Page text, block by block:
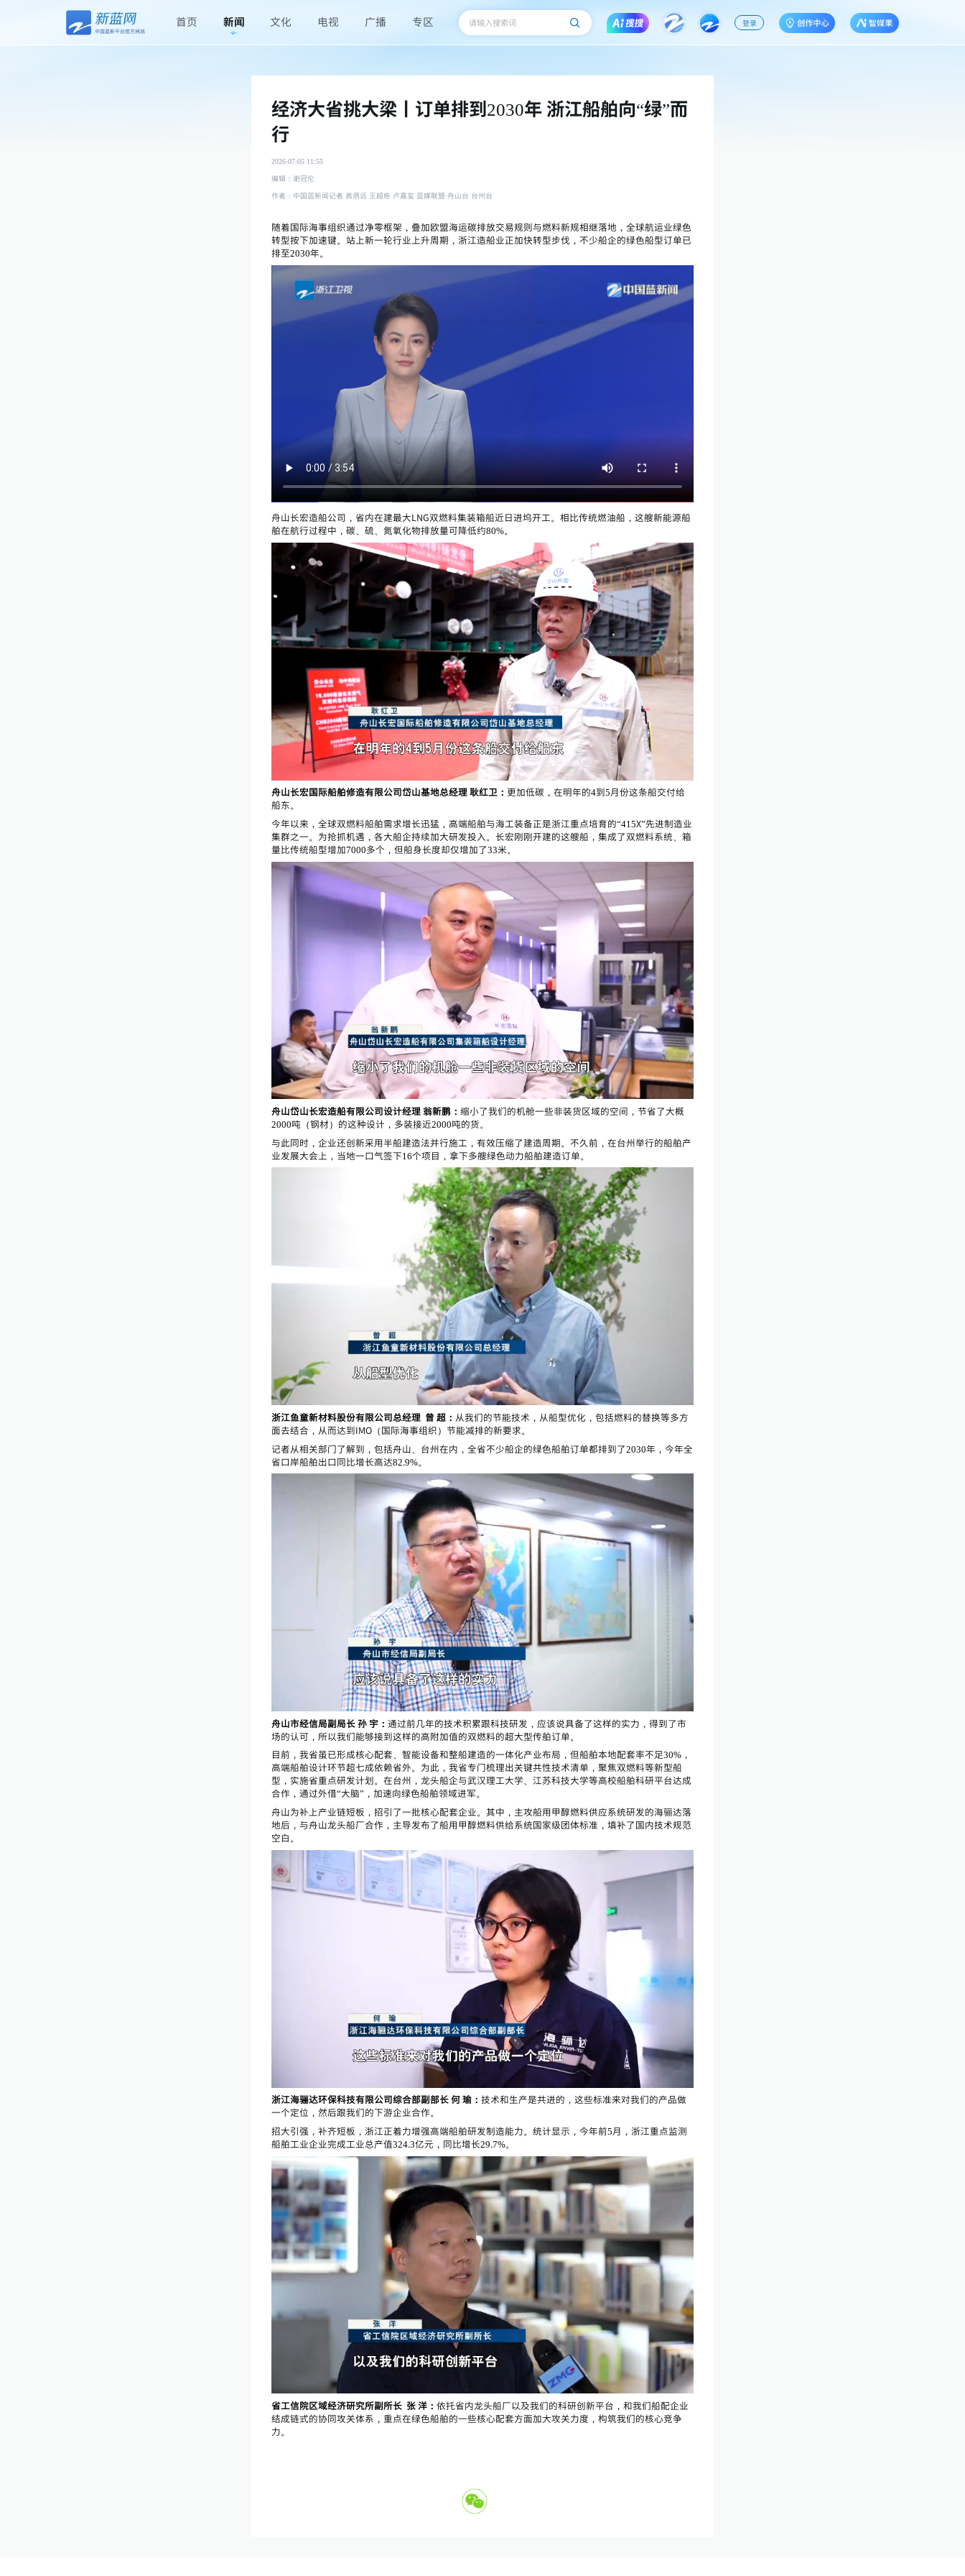
首页 新闻 文化 电视 广播 专区 登录
经济大省挑大梁丨订单排到2030年 浙江船舶向“绿”而
行
2026-07-05 11:55
编辑：谢冠伦
作者：中国蓝新闻记者 高炳远 王超栋 卢嘉玺 蓝媒联盟·舟山台 台州台
随着国际海事组织通过净零框架，叠加欧盟海运碳排放交易规则与燃料新规相继落地，全球航运业绿色
转型按下加速键。站上新一轮行业上升周期，浙江造船业正加快转型步伐，不少船企的绿色船型订单已
排至2030年。
舟山长宏造船公司，省内在建最大LNG双燃料集装箱船近日进坞开工。相比传统燃油船，这艘新能源船
舶在航行过程中，碳、硫、氮氧化物排放量可降低约80%。
舟山长宏国际船舶修造有限公司岱山基地总经理 耿红卫： 更加低碳，在明年的4到5月份这条船交付给
船东。
今年以来，全球双燃料船舶需求增长迅猛，高端船舶与海工装备正是浙江重点培育的“415X”先进制造业
集群之一。为抢抓机遇，各大船企持续加大研发投入。长宏刚刚开建的这艘船，集成了双燃料系统、箱
量比传统船型增加7000多个，但船身长度却仅增加了33米。
舟山岱山长宏造船有限公司设计经理 翁新鹏： 缩小了我们的机舱一些非装货区域的空间，节省了大概
2000吨（钢材）的这种设计，多装接近2000吨的货。
与此同时，企业还创新采用半船建造法并行施工，有效压缩了建造周期。不久前，在台州举行的船舶产
业发展大会上，当地一口气签下16个项目，拿下多艘绿色动力船舶建造订单。
浙江鱼童新材料股份有限公司总经理  曾 超： 从我们的节能技术，从船型优化，包括燃料的替换等多方
面去结合，从而达到IMO（国际海事组织）节能减排的新要求。
记者从相关部门了解到，包括舟山、台州在内，全省不少船企的绿色船舶订单都排到了2030年，今年全
省口岸船舶出口同比增长高达82.9%。
舟山市经信局副局长 孙 宇： 通过前几年的技术积累跟科技研发，应该说具备了这样的实力，得到了市
场的认可，所以我们能够接到这样的高附加值的双燃料的超大型传舶订单。
目前，我省虽已形成核心配套、智能设备和整船建造的一体化产业布局，但船舶本地配套率不足30%，
高端船舶设计环节超七成依赖省外。为此，我省专门梳理出关键共性技术清单，聚焦双燃料等新型船
型，实施省重点研发计划。在台州，龙头船企与武汉理工大学、江苏科技大学等高校船舶科研平台达成
合作，通过外借“大脑”，加速向绿色船舶领域进军。
舟山为补上产业链短板，招引了一批核心配套企业。其中，主攻船用甲醇燃料供应系统研发的海骊达落
地后，与舟山龙头船厂合作，主导发布了船用甲醇燃料供给系统国家级团体标准，填补了国内技术规范
空白。
浙江海骊达环保科技有限公司综合部副部长 何 瑜： 技术和生产是共进的，这些标准来对我们的产品做
一个定位，然后跟我们的下游企业合作。
招大引强，补齐短板，浙江正着力增强高端船舶研发制造能力。统计显示，今年前5月，浙江重点监测
船舶工业企业完成工业总产值324.3亿元，同比增长29.7%。
省工信院区域经济研究所副所长  张 洋： 依托省内龙头船厂以及我们的科研创新平台，和我们船配企业
结成链式的协同攻关体系，重点在绿色船舶的一些核心配套方面加大攻关力度，构筑我们的核心竞争
力。